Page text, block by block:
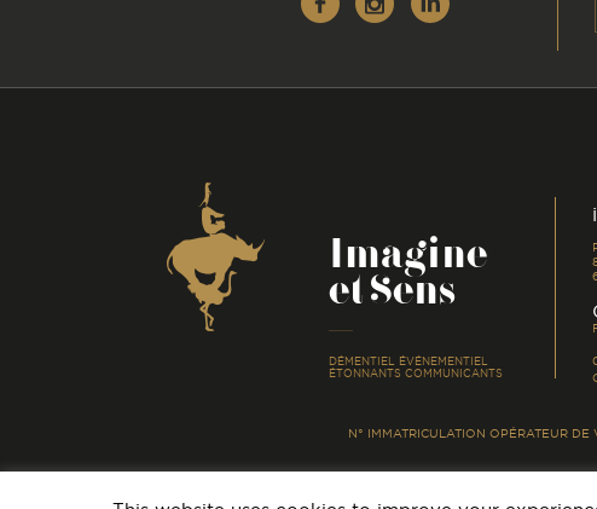
Instagram
Linkedin
Coordonnées
Imagine
et Sens
DÉMENTIEL ÉVÉNEMENTIEL
ÉTONNANTS COMMUNICANTS
N° IMMATRICULATION OPÉRATEUR